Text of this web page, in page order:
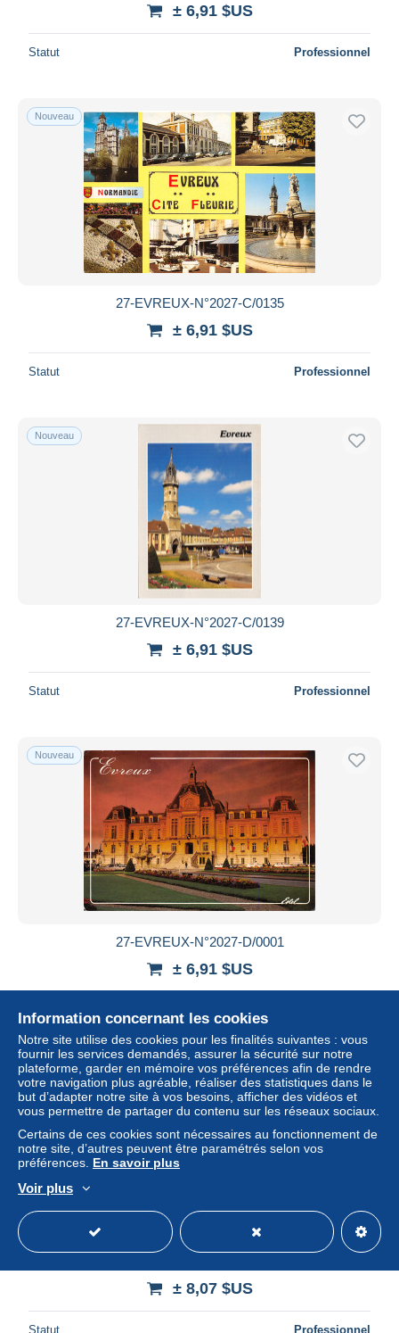
± 6,91 $US
Statut Professionnel
Nouveau
27-EVREUX-N°2027-C/0135
± 6,91 $US
Statut Professionnel
Nouveau
27-EVREUX-N°2027-C/0139
± 6,91 $US
Statut Professionnel
Nouveau
27-EVREUX-N°2027-D/0001
± 6,91 $US
Statut
Nouveau
± 8,07 $US
Statut Professionnel
Information concernant les cookies
Notre site utilise des cookies pour les finalités suivantes : vous
fournir les services demandés, assurer la sécurité sur notre
plateforme, garder en mémoire vos préférences afin de rendre
votre navigation plus agréable, réaliser des statistiques dans le
but d’adapter notre site à vos besoins, afficher des vidéos et
vous permettre de partager du contenu sur les réseaux sociaux.
Certains de ces cookies sont nécessaires au fonctionnement de
notre site, d’autres peuvent être paramétrés selon vos
préférences. En savoir plus
Voir plus